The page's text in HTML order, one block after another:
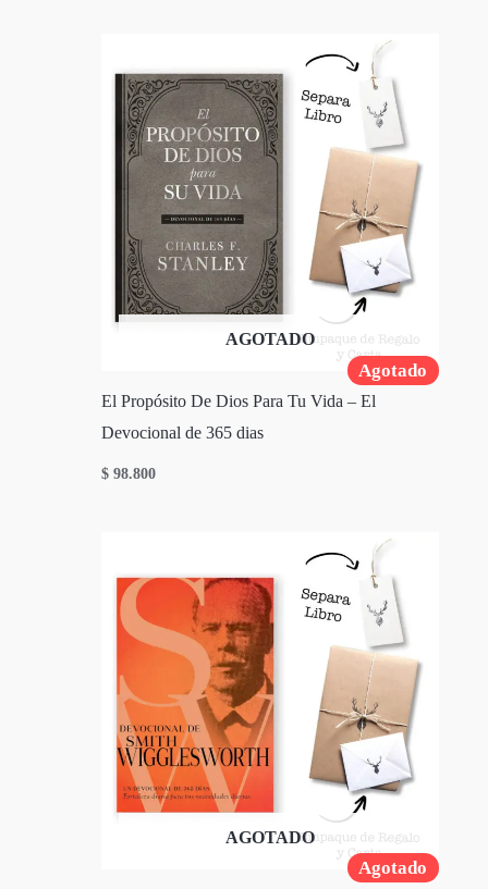
Agotado
AGOTADO
El Propósito De Dios Para Tu Vida – El
Devocional de 365 dias
$ 98.800
Agotado
AGOTADO